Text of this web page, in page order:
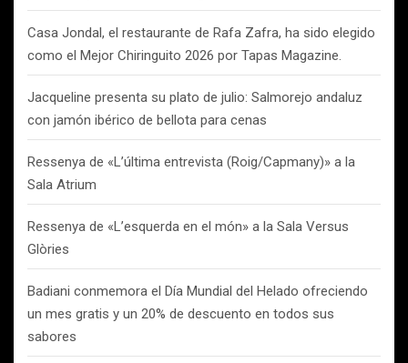
Casa Jondal, el restaurante de Rafa Zafra, ha sido elegido
como el Mejor Chiringuito 2026 por Tapas Magazine.
Jacqueline presenta su plato de julio: Salmorejo andaluz
con jamón ibérico de bellota para cenas
Ressenya de «L’última entrevista (Roig/Capmany)» a la
Sala Atrium
Ressenya de «L’esquerda en el món» a la Sala Versus
Glòries
Badiani conmemora el Día Mundial del Helado ofreciendo
un mes gratis y un 20% de descuento en todos sus
sabores